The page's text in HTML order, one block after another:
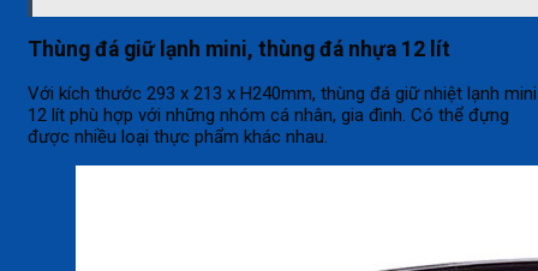
Thùng đá giữ lạnh mini, thùng đá nhựa 12 lít
Với kích thước 293 x 213 x H240mm, thùng đá giữ nhiệt lạnh mini
12 lít phù hợp với những nhóm cá nhân, gia đình. Có thể đựng
được nhiều loại thực phẩm khác nhau.